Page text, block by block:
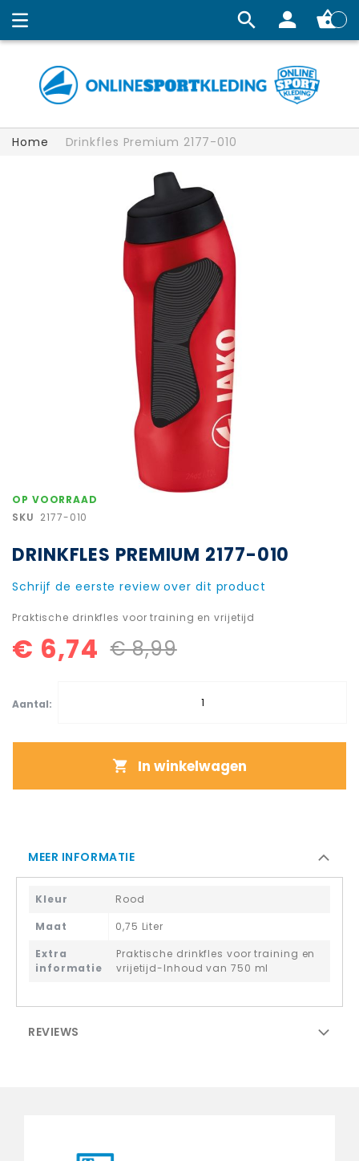
Home Drinkfles Premium 2177-010
OP VOORRAAD
SKU 2177-010
DRINKFLES PREMIUM 2177-010
Schrijf de eerste review over dit product
Praktische drinkfles voor training en vrijetijd
€ 6,74 € 8,99
Aantal:
In winkelwagen
Ga
naar
van
afbeeldingen-
MEER INFORMATIE
Kleur
Rood
Maat
0,75 Liter
Extra
informatie
Praktische drinkfles voor training en
vrijetijd-Inhoud van 750 ml
REVIEWS